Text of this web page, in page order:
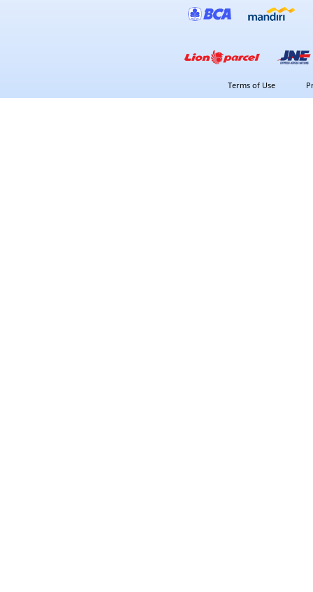
Terms of Use